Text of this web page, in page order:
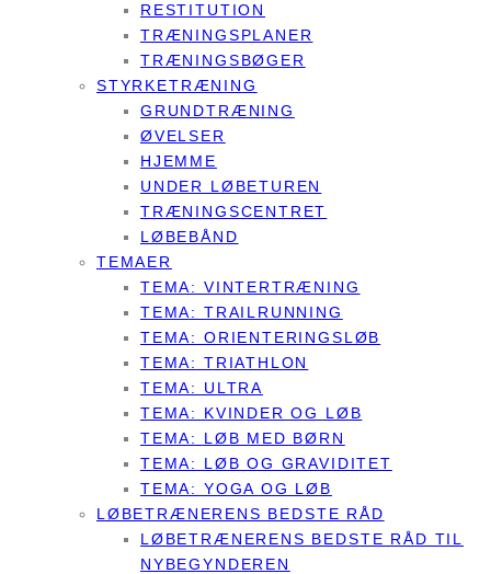
RESTITUTION
TRÆNINGSPLANER
TRÆNINGSBØGER
STYRKETRÆNING
GRUNDTRÆNING
ØVELSER
HJEMME
UNDER LØBETUREN
TRÆNINGSCENTRET
LØBEBÅND
TEMAER
TEMA: VINTERTRÆNING
TEMA: TRAILRUNNING
TEMA: ORIENTERINGSLØB
TEMA: TRIATHLON
TEMA: ULTRA
TEMA: KVINDER OG LØB
TEMA: LØB MED BØRN
TEMA: LØB OG GRAVIDITET
TEMA: YOGA OG LØB
LØBETRÆNERENS BEDSTE RÅD
LØBETRÆNERENS BEDSTE RÅD TIL
NYBEGYNDEREN